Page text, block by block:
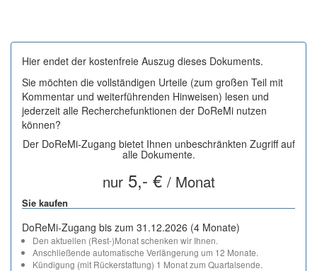
Hier endet der kostenfreie Auszug dieses Dokuments.
Sie möchten die vollständigen Urteile (zum großen Teil mit
Kommentar und weiterführenden Hinweisen) lesen und
jederzeit alle Recherchefunktionen der DoReMi nutzen
können?
Der DoReMi-Zugang bietet Ihnen unbeschränkten Zugriff auf
alle Dokumente.
nur5,- € / Monat
Sie kaufen
DoReMi-Zugang bis zum 31.12.2026 (4 Monate)
Den aktuellen (Rest-)Monat schenken wir Ihnen.
Anschließende automatische Verlängerung um 12 Monate.
Kündigung (mit Rückerstattung) 1 Monat zum Quartalsende.